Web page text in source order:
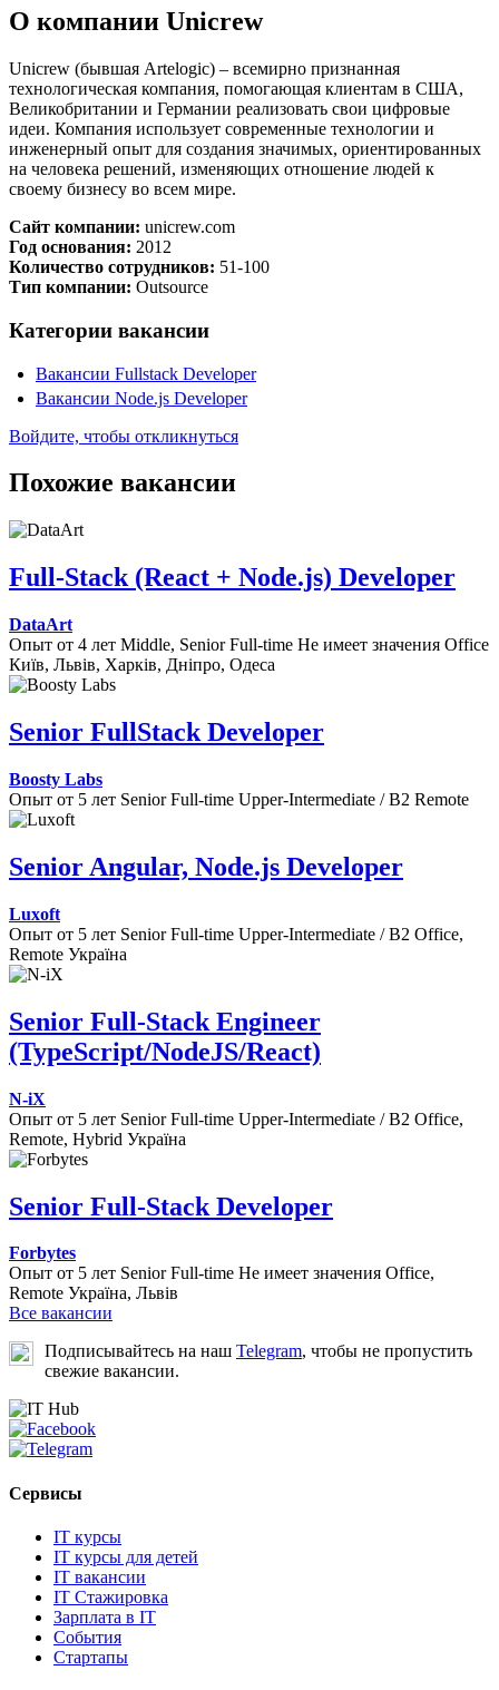
О компании Unicrew
Unicrew (бывшая Artelogic) – всемирно признанная
технологическая компания, помогающая клиентам в США,
Великобритании и Германии реализовать свои цифровые
идеи. Компания использует современные технологии и
инженерный опыт для создания значимых, ориентированных
на человека решений, изменяющих отношение людей к
своему бизнесу во всем мире.
Сайт компании: unicrew.com
Год основания: 2012
Количество сотрудников: 51-100
Тип компании: Outsource
Категории вакансии
Вакансии Fullstack Developer
Вакансии Node.js Developer
Войдите, чтобы откликнуться
Похожие вакансии
Full-Stack (React + Node.js) Developer
DataArt
Опыт от 4 лет Middle, Senior Full-time Не имеет значения Office
Київ, Львів, Харків, Дніпро, Одеса
Senior FullStack Developer
Boosty Labs
Опыт от 5 лет Senior Full-time Upper-Intermediate / B2 Remote
Senior Angular, Node.js Developer
Luxoft
Опыт от 5 лет Senior Full-time Upper-Intermediate / B2 Office,
Remote Україна
Senior Full-Stack Engineer
(TypeScript/NodeJS/React)
N-iX
Опыт от 5 лет Senior Full-time Upper-Intermediate / B2 Office,
Remote, Hybrid Україна
Senior Full-Stack Developer
Forbytes
Опыт от 5 лет Senior Full-time Не имеет значения Office,
Remote Україна, Львів
Все вакансии
Подписывайтесь на наш Telegram, чтобы не пропустить
свежие вакансии.
Сервисы
IT курсы
IT курсы для детей
IT вакансии
IT Стажировка
Зарплата в IT
События
Стартапы